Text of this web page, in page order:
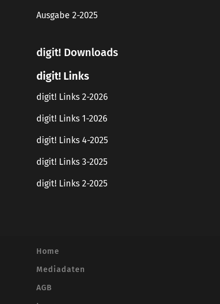
Ausgabe 2-2025
digit! Downloads
digit! Links
digit! Links 2-2026
digit! Links 1-2026
digit! Links 4-2025
digit! Links 3-2025
digit! Links 2-2025
Home
Mediadaten
AGB